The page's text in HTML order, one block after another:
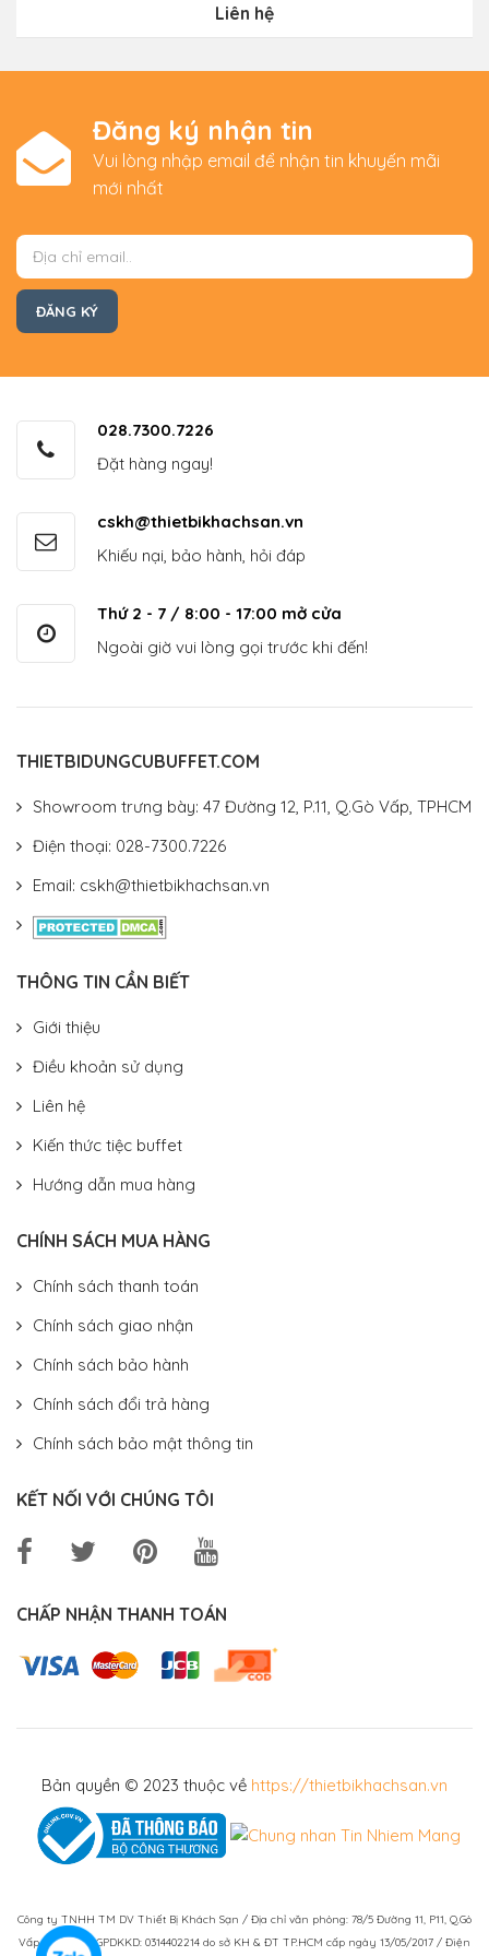
Liên hệ
Đăng ký nhận tin
Vui lòng nhập email để nhận tin khuyến mãi
mới nhất
028.7300.7226
Đặt hàng ngay!
cskh@thietbikhachsan.vn
Khiếu nại, bảo hành, hỏi đáp
Thứ 2 - 7 / 8:00 - 17:00 mở cửa
Ngoài giờ vui lòng gọi trước khi đến!
THIETBIDUNGCUBUFFET.COM
Showroom trưng bày: 47 Đường 12, P.11, Q.Gò Vấp, TPHCM
Điện thoại: 028-7300.7226
Email: cskh@thietbikhachsan.vn
THÔNG TIN CẦN BIẾT
Giới thiệu
Điều khoản sử dụng
Liên hệ
Kiến thức tiệc buffet
Hướng dẫn mua hàng
CHÍNH SÁCH MUA HÀNG
Chính sách thanh toán
Chính sách giao nhận
Chính sách bảo hành
Chính sách đổi trả hàng
Chính sách bảo mật thông tin
KẾT NỐI VỚI CHÚNG TÔI
CHẤP NHẬN THANH TOÁN
Bản quyền © 2023 thuộc về https://thietbikhachsan.vn
Công ty TNHH TM DV Thiết Bị Khách Sạn / Địa chỉ văn phòng: 78/5 Đường 11, P11, Q.Gò
Vấp, TPHCM / GPDKKD: 0314402214 do sở KH & ĐT TP.HCM cấp ngày 13/05/2017 / Điện